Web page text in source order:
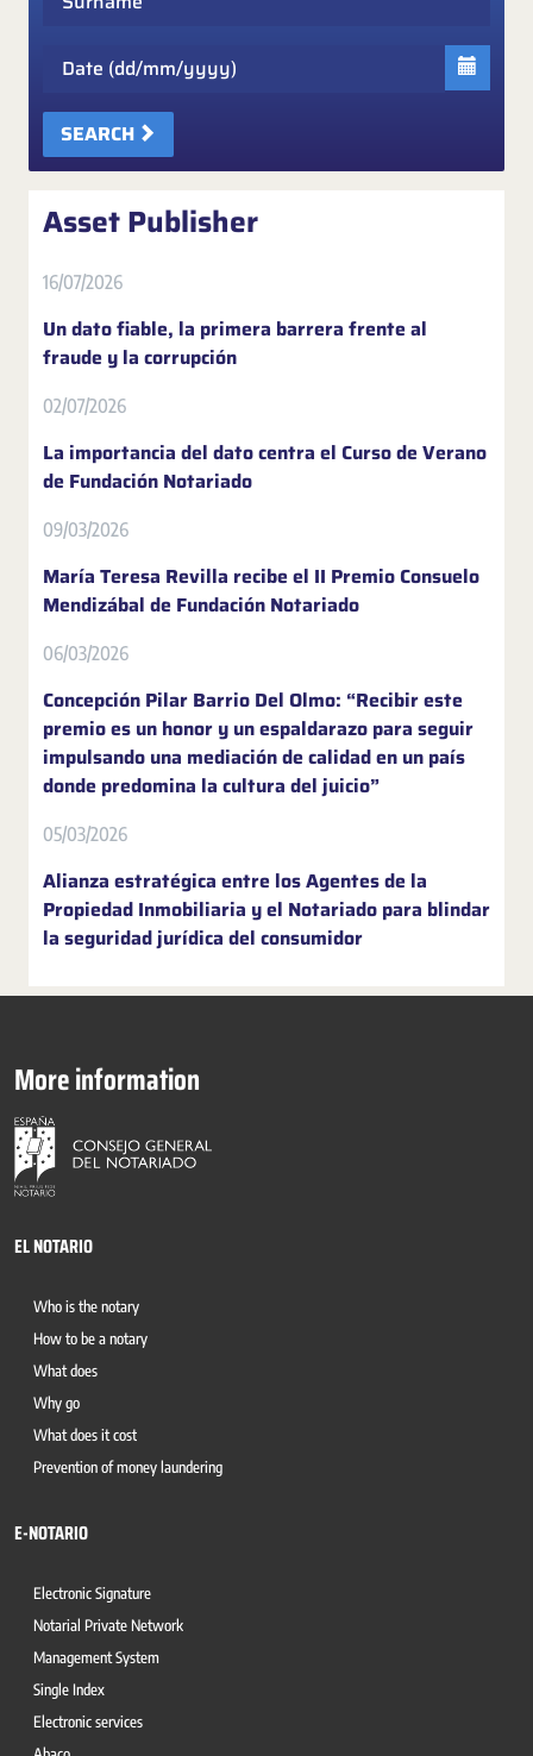
SEARCH
Asset Publisher
16/07/2026
Un dato fiable, la primera barrera frente al
fraude y la corrupción
02/07/2026
La importancia del dato centra el Curso de Verano
de Fundación Notariado
09/03/2026
María Teresa Revilla recibe el II Premio Consuelo
Mendizábal de Fundación Notariado
06/03/2026
Concepción Pilar Barrio Del Olmo: “Recibir este
premio es un honor y un espaldarazo para seguir
impulsando una mediación de calidad en un país
donde predomina la cultura del juicio”
05/03/2026
Alianza estratégica entre los Agentes de la
Propiedad Inmobiliaria y el Notariado para blindar
la seguridad jurídica del consumidor
More information
EL NOTARIO
Who is the notary
How to be a notary
What does
Why go
What does it cost
Prevention of money laundering
E-NOTARIO
Electronic Signature
Notarial Private Network
Management System
Single Index
Electronic services